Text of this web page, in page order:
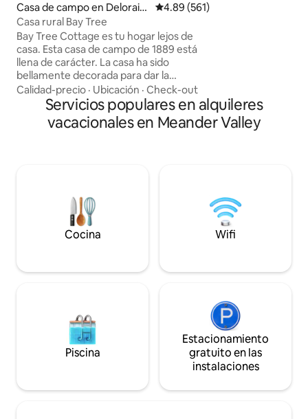
Casa de campo en Delorain
e
Calificación promedio: 4.89 de
4.89 (561)
Casa rural Bay Tree
Bay Tree Cottage es tu hogar lejos de
casa. Esta casa de campo de 1889 está
llena de carácter. La casa ha sido
bellamente decorada para dar la
bienvenida a sus nuevos huéspedes.
Situada en el corazón de Deloraine y a
tres puertas de la mejor cafetería y
delicatessen de Deloraine. El
información y el museo con un personal
amable que te ayudará con tus
necesidades de viaje.
Calidad-precio · Ubicación · Check-out
Servicios populares en alquileres
vacacionales en Meander Valley
Cocina Wifi
Piscina
Estacionamiento
gratuito en las
instalaciones